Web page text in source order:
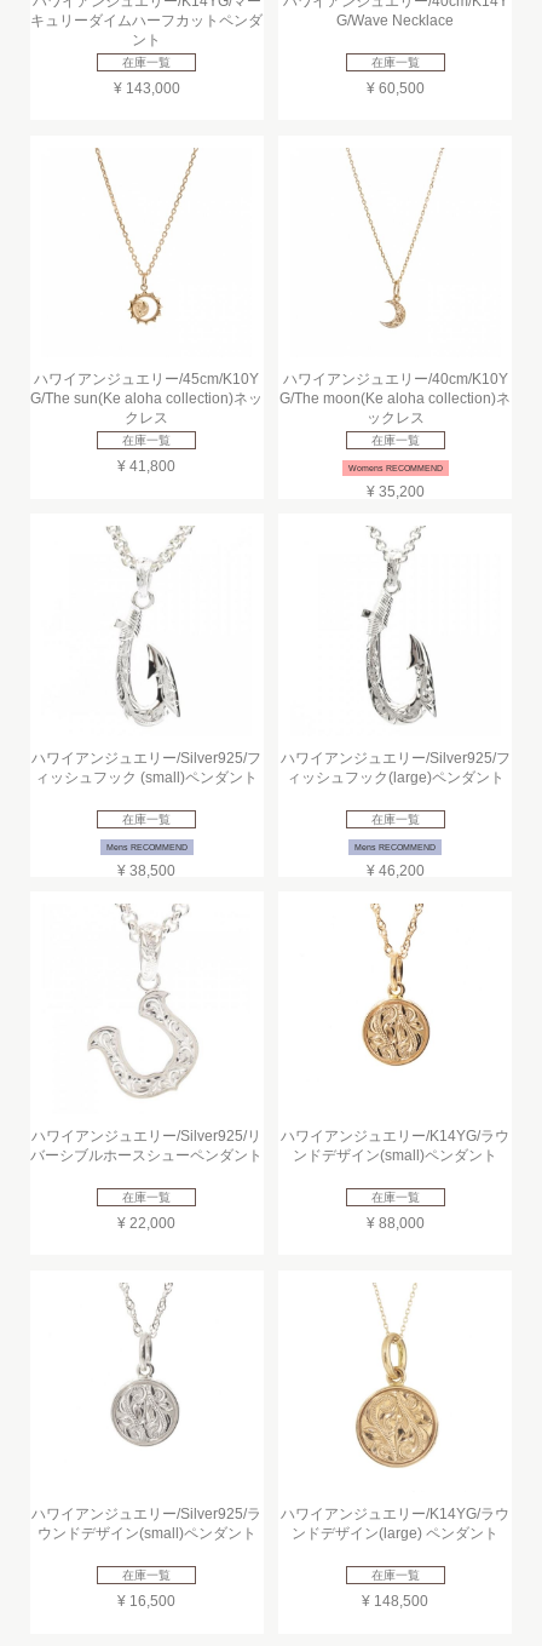
キュリーダイムハーフカットペンダ
ント
在庫一覧
¥ 143,000
G/Wave Necklace
在庫一覧
¥ 60,500
ハワイアンジュエリー/45cm/K10Y
G/The sun(Ke aloha collection)ネッ
クレス
在庫一覧
¥ 41,800
ハワイアンジュエリー/40cm/K10Y
G/The moon(Ke aloha collection)ネ
ックレス
在庫一覧
Womens RECOMMEND
¥ 35,200
ハワイアンジュエリー/Silver925/フ
ィッシュフック (small)ペンダント
在庫一覧
Mens RECOMMEND
¥ 38,500
ハワイアンジュエリー/Silver925/フ
ィッシュフック(large)ペンダント
在庫一覧
Mens RECOMMEND
¥ 46,200
ハワイアンジュエリー/Silver925/リ
バーシブルホースシューペンダント
在庫一覧
¥ 22,000
ハワイアンジュエリー/K14YG/ラウ
ンドデザイン(small)ペンダント
在庫一覧
¥ 88,000
ハワイアンジュエリー/Silver925/ラ
ウンドデザイン(small)ペンダント
在庫一覧
¥ 16,500
ハワイアンジュエリー/K14YG/ラウ
ンドデザイン(large) ペンダント
在庫一覧
¥ 148,500